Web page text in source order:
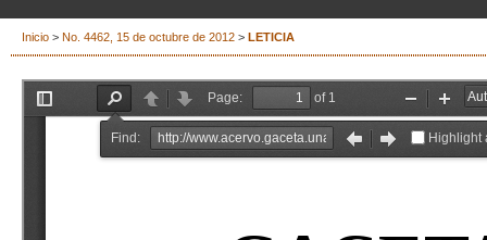
Inicio > No. 4462, 15 de octubre de 2012 > LETICIA